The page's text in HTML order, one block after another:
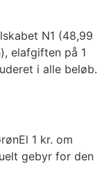
N1 (48,99
elafgiften på 1
i alle beløb.
1 kr. om
gebyr for den